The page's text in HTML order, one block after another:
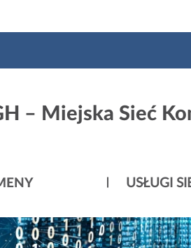
– Miejska Sieć
USŁUGI